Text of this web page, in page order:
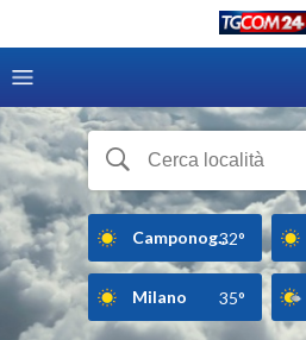
Camponog...32°
Milano 35°